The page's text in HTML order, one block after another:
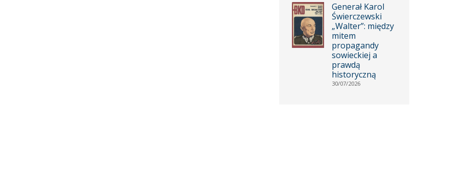
Generał Karol
Świerczewski
„Walter”: między
mitem
propagandy
sowieckiej a
prawdą
historyczną
30/07/2026